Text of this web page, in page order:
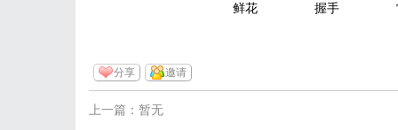
鲜花 握手
分享 邀请
上一篇：暂无